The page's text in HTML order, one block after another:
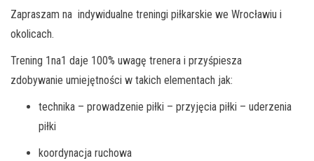
Zapraszam na indywidualne treningi piłkarskie we Wrocławiu i
okolicach.
Trening 1na1 daje 100% uwagę trenera i przyśpiesza
zdobywanie umiejętności w takich elementach jak:
technika – prowadzenie piłki – przyjęcia piłki – uderzenia
piłki
koordynacja ruchowa